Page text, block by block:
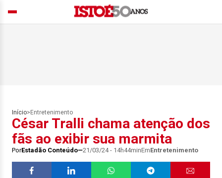
Início> Entretenimento
César Tralli chama atenção dos
fãs ao exibir sua marmita
PorEstadão Conteúdo 21/03/24 - 14h44minEmEntretenimento